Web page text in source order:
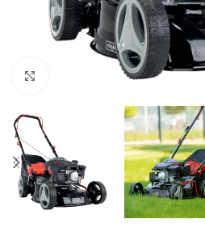
Klikni za uvećavanje